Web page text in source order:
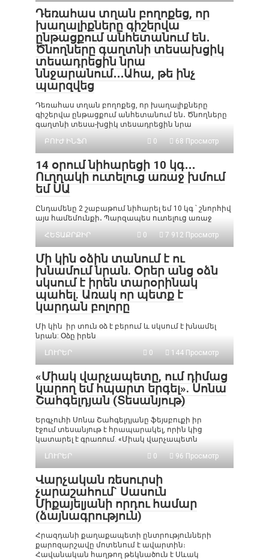
Դեռահաս տղան բողոքեց, որ
խաղալիքները գիշերվա
ընթացքում անհետանում են․
Ծնողները գաղտնի տեսախցիկ
տեսադրեցին նրա
ննջարանում․․․Ահա, թե ինչ
պարզվեց
Դեռահաս տղան բողոքեց, որ խաղալիքները
գիշերվա ընթացքում անհետանում են․ Ծնողները
գաղտնի տեսա-խցիկ տեսադրեցին նրա
ԲՈՒԺ ԻՆՖՈ
0 68 Просмотр
14 օրում նիհարեցի 10 կգ․․․
Ուղղակի ուտելուց առաջ խմում
եմ ՍԱ
Ընդամենը 2 շաբաթում նիհարել եմ 10 կգ ՝ շնորհիվ
այս համեմունքի․ Պարզապես ուտելուց առաջ
ՀԵՏԱՔՐՔԻՐ
0 7 912 Просмотр
Մի կին օձին տանում է ու
խնամում նրան. Օրեր անց օձն
սկսում է իրեն տարօրինակ
պահել. Առակ որ պետք է
կարդան բոլորը
Մի կին իր տուն օձ է բերում և սկսում է խնամել
նրան: Օձը իրեն
ԼՈՒՐԵՐ
0 144 Просмотр
«Միակ վարչապետը, ում դիմաց
կարող եմ հպարտ երգել». Սոնա
Շահգելդյան (Տեսանյութ)
Երգչուհի Սոնա Շահգելդյանը ֆեյսբուքի իր
էջում տեսանյութ է հրապարակել, որին կից
կատարել է գրառում. «Միակ վարչապետն
ԼՈՒՐԵՐ
0 96 Просмотр
Վարչական ռեսուրսի
չարաշահում` Սասուն
Միքայելյանի որդու համար
(ձայնագրություն)
Հրազդանի քաղաքապետի ընտրությունների
քարոզարշավը մոտենում է ավարտին։
Հավանական հաղթող թեկնածուն է Սևակ